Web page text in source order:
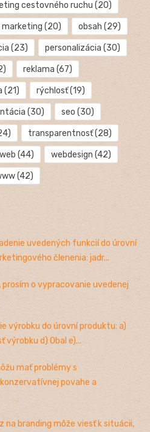
cestovného ruchu (20)
(20) obsah (29)
(23) personalizácia (30)
reklama (67)
(21) rýchlosť(19)
(30) seo (30)
transparentnosť(28)
web (44) webdesign (42)
(42)
uvedených funkcií do úrovní
členenia: jadr...
prosím o vypracovanie uvedenej
výrobku do úrovní produktu: a)
výrobku d) Obal e)...
mať problémy s
povahe a
na branding môže viesť k situácii,